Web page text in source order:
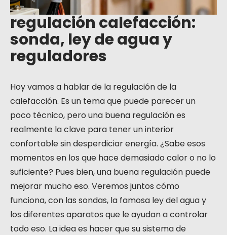
regulación calefacción:
sonda, ley de agua y
reguladores
Hoy vamos a hablar de la regulación de la
calefacción. Es un tema que puede parecer un
poco técnico, pero una buena regulación es
realmente la clave para tener un interior
confortable sin desperdiciar energía. ¿Sabe esos
momentos en los que hace demasiado calor o no lo
suficiente? Pues bien, una buena regulación puede
mejorar mucho eso. Veremos juntos cómo
funciona, con las sondas, la famosa ley del agua y
los diferentes aparatos que le ayudan a controlar
todo eso. La idea es hacer que su sistema de